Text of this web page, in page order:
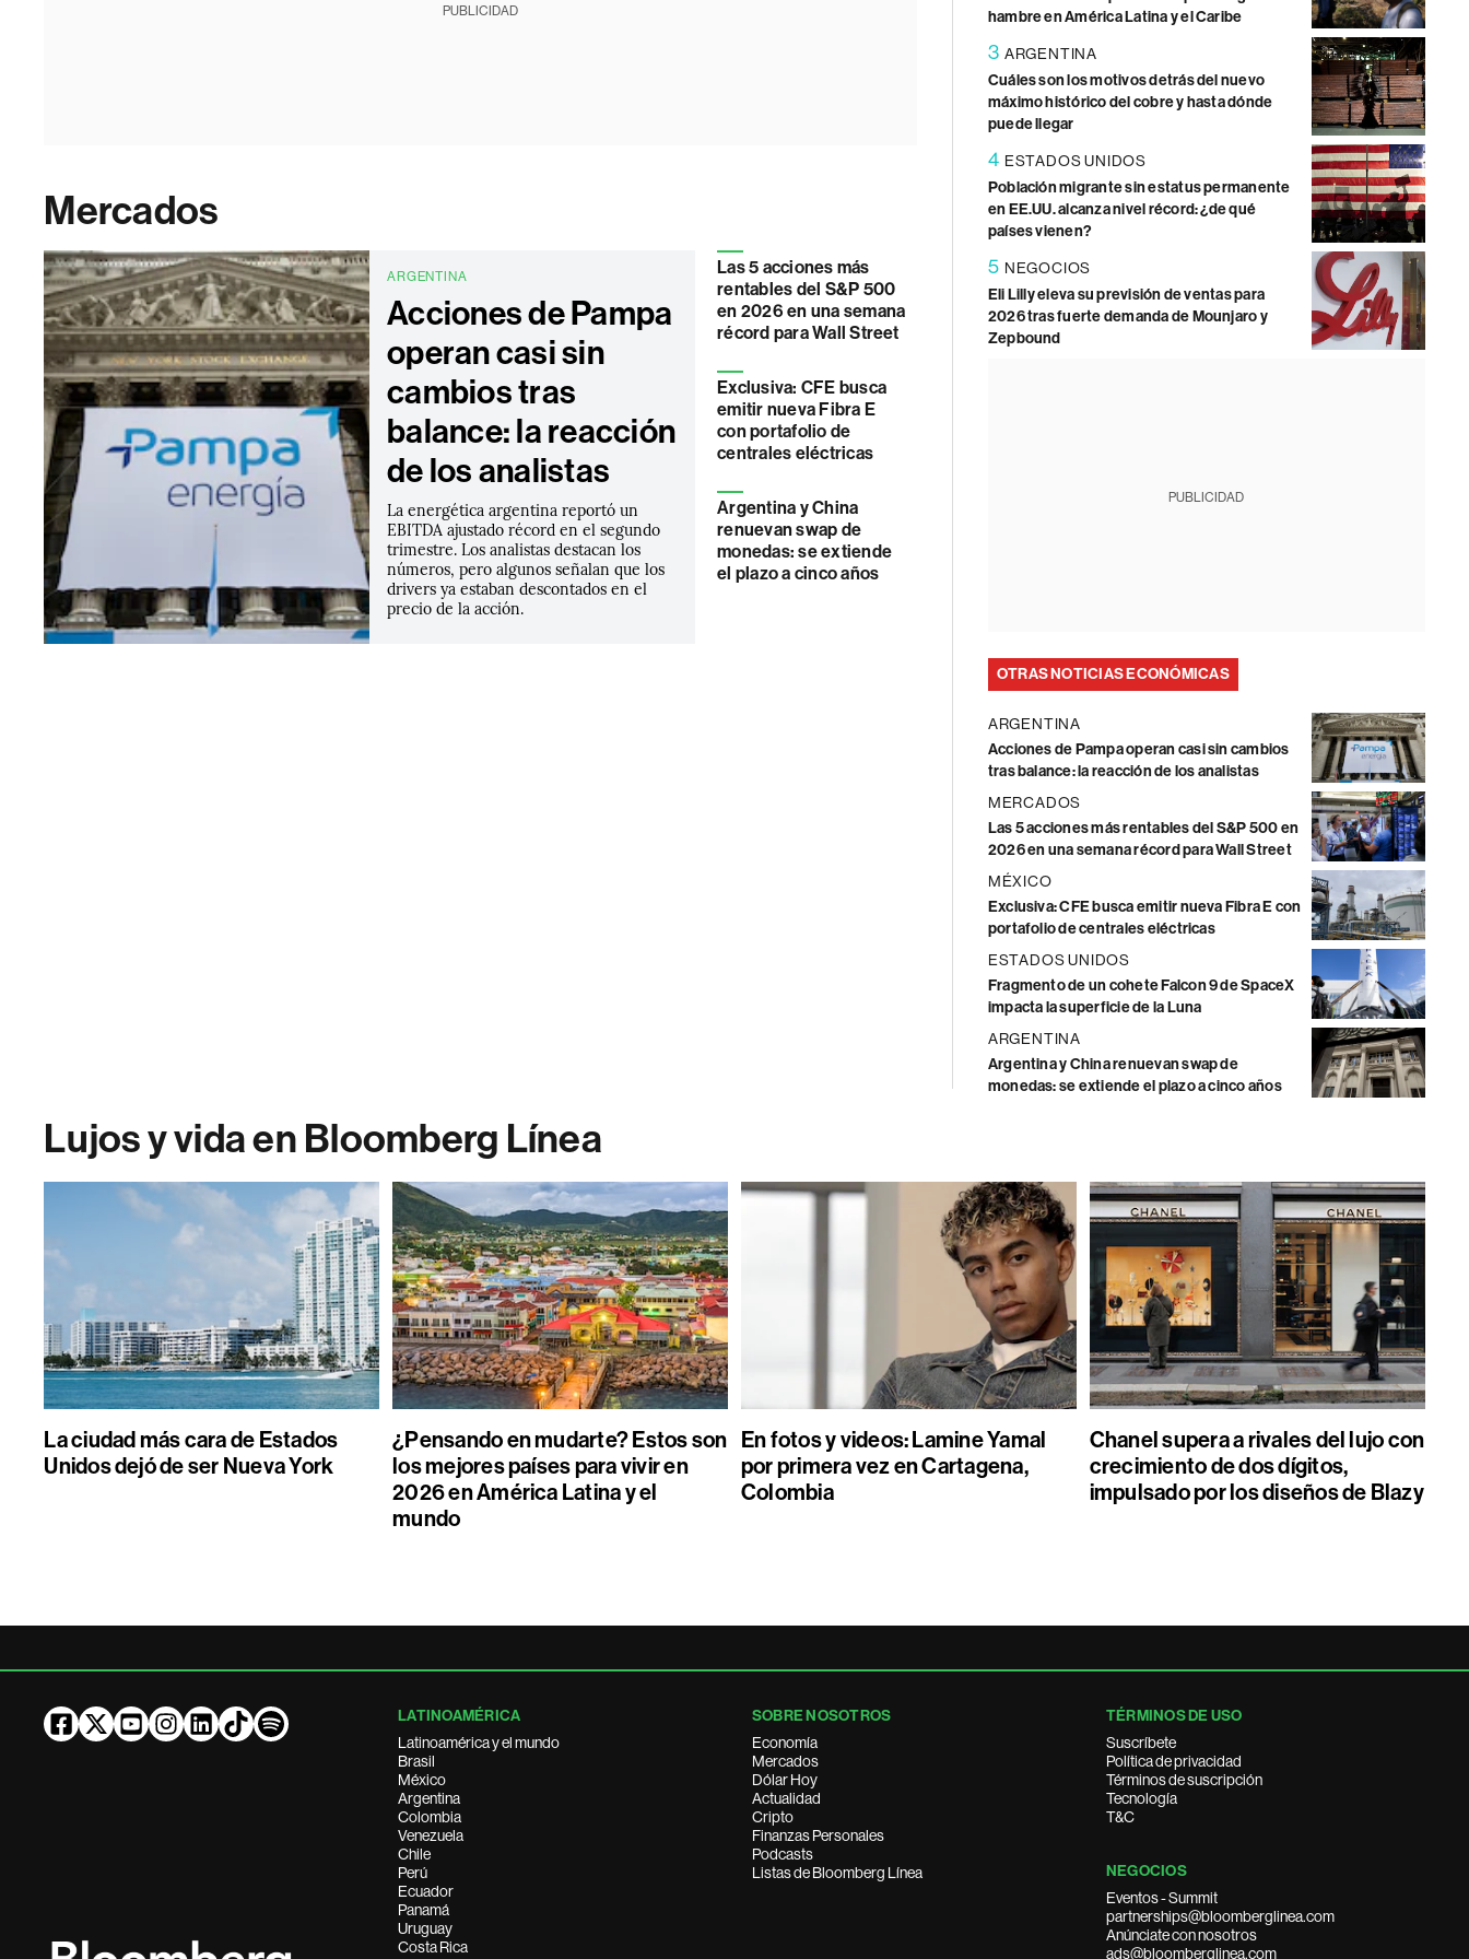
PUBLICIDAD
Mercados
ARGENTINA
Acciones de Pampa
operan casi sin
cambios tras
balance: la reacción
de los analistas
La energética argentina reportó un
EBITDA ajustado récord en el segundo
trimestre. Los analistas destacan los
números, pero algunos señalan que los
drivers ya estaban descontados en el
precio de la acción.
Las 5 acciones más
rentables del S&P 500
en 2026 en una semana
récord para Wall Street
Exclusiva: CFE busca
emitir nueva Fibra E
con portafolio de
centrales eléctricas
Argentina y China
renuevan swap de
monedas: se extiende
el plazo a cinco años
hambre en América Latina y el Caribe
3 ARGENTINA
Cuáles son los motivos detrás del nuevo
máximo histórico del cobre y hasta dónde
puede llegar
4 ESTADOS UNIDOS
Población migrante sin estatus permanente
en EE.UU. alcanza nivel récord: ¿de qué
países vienen?
5 NEGOCIOS
Eli Lilly eleva su previsión de ventas para
2026 tras fuerte demanda de Mounjaro y
Zepbound
PUBLICIDAD
OTRAS NOTICIAS ECONÓMICAS
ARGENTINA
Acciones de Pampa operan casi sin cambios
tras balance: la reacción de los analistas
MERCADOS
Las 5 acciones más rentables del S&P 500 en
2026 en una semana récord para Wall Street
MÉXICO
Exclusiva: CFE busca emitir nueva Fibra E con
portafolio de centrales eléctricas
ESTADOS UNIDOS
Fragmento de un cohete Falcon 9 de SpaceX
impacta la superficie de la Luna
ARGENTINA
Argentina y China renuevan swap de
monedas: se extiende el plazo a cinco años
Lujos y vida en Bloomberg Línea
La ciudad más cara de Estados
Unidos dejó de ser Nueva York
¿Pensando en mudarte? Estos son
los mejores países para vivir en
2026 en América Latina y el
mundo
En fotos y videos: Lamine Yamal
por primera vez en Cartagena,
Colombia
Chanel supera a rivales del lujo con
crecimiento de dos dígitos,
impulsado por los diseños de Blazy
LATINOAMÉRICA
Latinoamérica y el mundo
Brasil
México
Argentina
Colombia
Venezuela
Chile
Perú
Ecuador
Panamá
Uruguay
Costa Rica
SOBRE NOSOTROS
Economía
Mercados
Dólar Hoy
Actualidad
Cripto
Finanzas Personales
Podcasts
Listas de Bloomberg Línea
TÉRMINOS DE USO
Suscríbete
Política de privacidad
Términos de suscripción
Tecnología
T&C
NEGOCIOS
Eventos - Summit
partnerships@bloomberglinea.com
Anúnciate con nosotros
ads@bloomberglinea.com